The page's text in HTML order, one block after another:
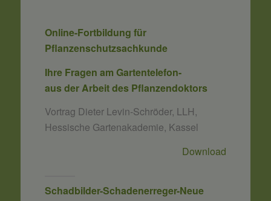
Online-Fortbildung für
Pflanzenschutzsachkunde
Ihre Fragen am Gartentelefon-
aus der Arbeit des Pflanzendoktors
Vortrag Dieter Levin-Schröder, LLH,
Hessische Gartenakademie, Kassel
Download
Schadbilder-Schadenerreger-Neue